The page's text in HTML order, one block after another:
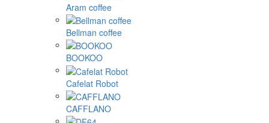
Aram coffee
Bellman coffee
BOOKOO
Cafelat Robot
CAFFLANO